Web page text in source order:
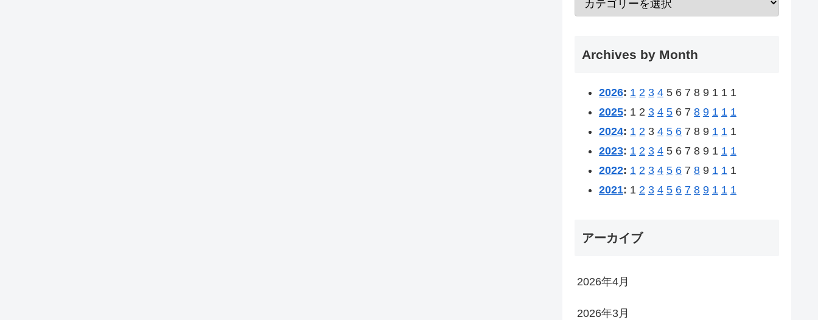
Archives by Month
2026: 1 2 3 4 5 6 7 8 9 1 1 1
2025: 1 2 3 4 5 6 7 8 9 1 1 1
2024: 1 2 3 4 5 6 7 8 9 1 1 1
2023: 1 2 3 4 5 6 7 8 9 1 1 1
2022: 1 2 3 4 5 6 7 8 9 1 1 1
2021: 1 2 3 4 5 6 7 8 9 1 1 1
アーカイブ
2026年4月
2026年3月